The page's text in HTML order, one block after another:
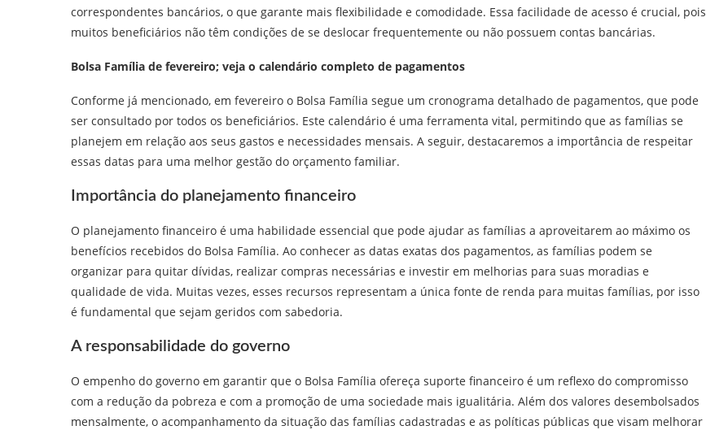
correspondentes bancários, o que garante mais flexibilidade e comodidade. Essa facilidade de acesso é crucial, pois
muitos beneficiários não têm condições de se deslocar frequentemente ou não possuem contas bancárias.
Bolsa Família de fevereiro; veja o calendário completo de pagamentos
Conforme já mencionado, em fevereiro o Bolsa Família segue um cronograma detalhado de pagamentos, que pode
ser consultado por todos os beneficiários. Este calendário é uma ferramenta vital, permitindo que as famílias se
planejem em relação aos seus gastos e necessidades mensais. A seguir, destacaremos a importância de respeitar
essas datas para uma melhor gestão do orçamento familiar.
Importância do planejamento financeiro
O planejamento financeiro é uma habilidade essencial que pode ajudar as famílias a aproveitarem ao máximo os
benefícios recebidos do Bolsa Família. Ao conhecer as datas exatas dos pagamentos, as famílias podem se
organizar para quitar dívidas, realizar compras necessárias e investir em melhorias para suas moradias e
qualidade de vida. Muitas vezes, esses recursos representam a única fonte de renda para muitas famílias, por isso
é fundamental que sejam geridos com sabedoria.
A responsabilidade do governo
O empenho do governo em garantir que o Bolsa Família ofereça suporte financeiro é um reflexo do compromisso
com a redução da pobreza e com a promoção de uma sociedade mais igualitária. Além dos valores desembolsados
mensalmente, o acompanhamento da situação das famílias cadastradas e as políticas públicas que visam melhorar